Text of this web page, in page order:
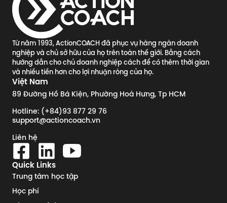
Từ năm 1993, ActionCOACH đã phục vụ hàng ngàn doanh
nghiệp và chủ sở hữu của họ trên toàn thế giới. Bằng cách
hướng dẫn cho chủ doanh nghiệp cách để có thêm thời gian
và nhiều tiền hơn cho lợi nhuận ròng của họ.
Việt Nam
89 Đường Hồ Bá Kiện, Phường Hoà Hưng, Tp HCM
Hotline: (+84)93 877 29 76
support@actioncoach.vn
Liên hệ
Quick Links
Trung tâm học tập
Học phí